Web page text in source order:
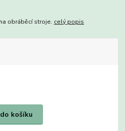
obráběcí stroje. celý popis
košíku